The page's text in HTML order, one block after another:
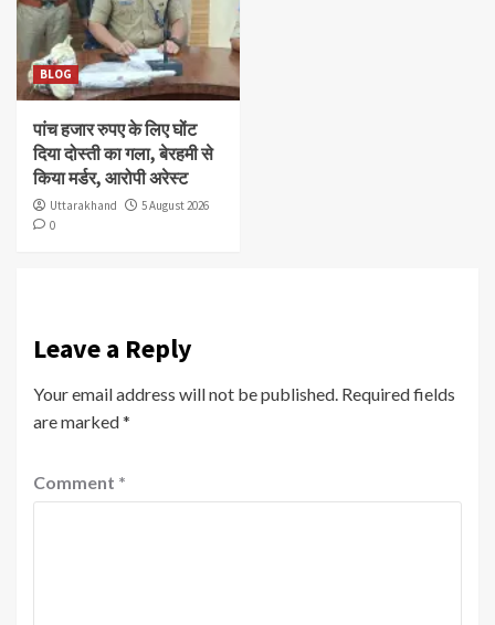
BLOG
पांच हजार रुपए के लिए घोंट
दिया दोस्ती का गला, बेरहमी से
किया मर्डर, आरोपी अरेस्ट
Uttarakhand
5 August 2026
0
Leave a Reply
Your email address will not be published. Required fields
are marked*
Comment *